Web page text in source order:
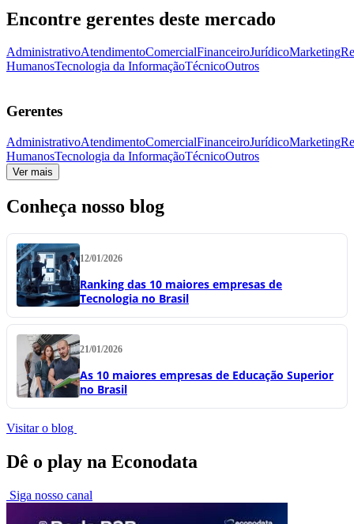
Encontre gerentes deste mercado
AdministrativoAtendimentoComercialFinanceiroJurídicoMarketing
HumanosTecnologia da InformaçãoTécnicoOutros
Gerentes
AdministrativoAtendimentoComercialFinanceiroJurídicoMarketing
HumanosTecnologia da InformaçãoTécnicoOutros
Ver mais
Conheça nosso blog
12/01/2026
Ranking das 10 maiores empresas de
Tecnologia no Brasil
21/01/2026
As 10 maiores empresas de Educação Superior
no Brasil
Visitar o blog
Dê o play na Econodata
Siga nosso canal